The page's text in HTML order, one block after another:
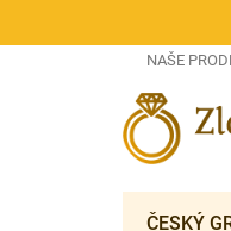
NAŠE
ČESKÝ